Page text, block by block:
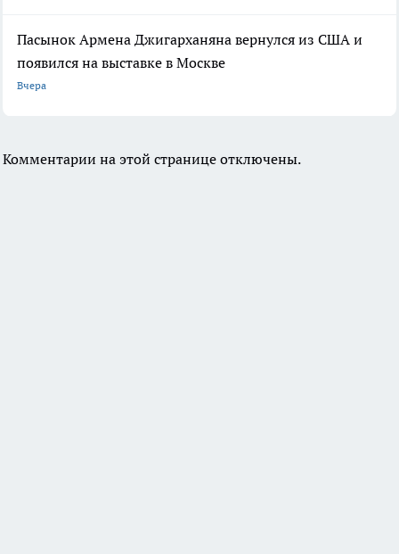
Пасынок Армена Джигарханяна вернулся из США и
появился на выставке в Москве
Вчера
Комментарии на этой странице отключены.